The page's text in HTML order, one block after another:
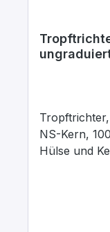
NS-Kern,
Hülse und